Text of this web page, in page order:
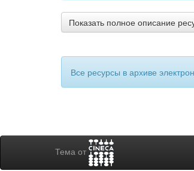
Показать полное описание
Все ресурсы в архиве
Тема от